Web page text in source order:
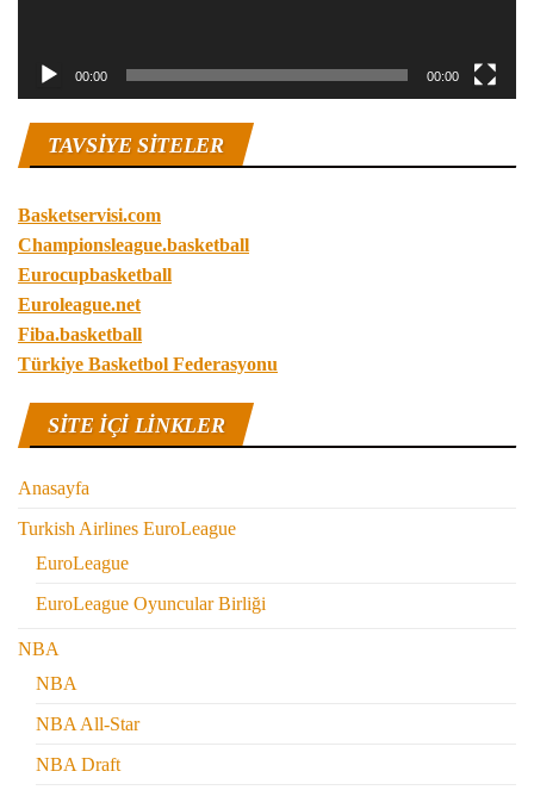
00:00 00:00
TAVSIYE SITELER
Basketservisi.com
Championsleague.basketball
Eurocupbasketball
Euroleague.net
Fiba.basketball
Türkiye Basketbol Federasyonu
SITE IÇI LINKLER
Anasayfa
Turkish Airlines EuroLeague
EuroLeague
EuroLeague Oyuncular Birliği
NBA
NBA
NBA All-Star
NBA Draft